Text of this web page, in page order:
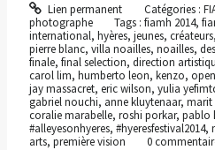
Lien permanent Catégories :
photographe
Tags :fiamh 2014,
international, hyères, jeunes, créateurs,
pierre blanc, villa noailles, noailles,
finale, final selection, direction
carol lim, humberto leon, kenzo,
jay massacret, eric wilson, yulia
gabriel nouchi, anne kluytenaar, marit
coralie marabelle, roshi porkar, pablo
#alleyesonhyeres, #hyeresfestival2014,
arts, première vision 0